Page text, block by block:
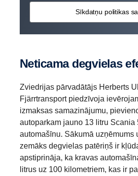
Sīkdatņu politikas
Neticama degvielas
Zviedrijas pārvadātājs Herberts
Fjärrtransport piedzīvoja
izmaksas samazinājumu,
autoparkam jauno 13 litru Scania
automašīnu. Sākumā uzņēmums
zemāks degvielas patēriņš ir
apstiprināja, ka kravas
litrus uz 100 kilometriem, kas ir